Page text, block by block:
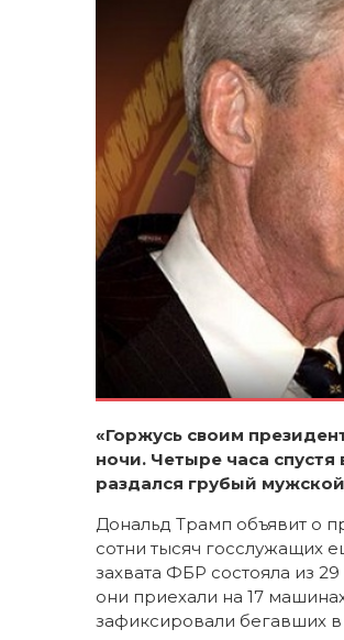
«Горжусь своим
ночи. Четыре часа
раздался грубый
Дональд Трамп объявит о
сотни тысяч госслужащих
захвата ФБР состояла из
они приехали на 17
зафиксировали бегавших